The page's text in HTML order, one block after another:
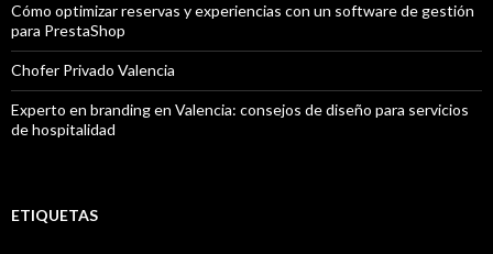
Cómo optimizar reservas y experiencias con un software de gestión
para PrestaShop
Chofer Privado Valencia
Experto en branding en Valencia: consejos de diseño para servicios
de hospitalidad
ETIQUETAS